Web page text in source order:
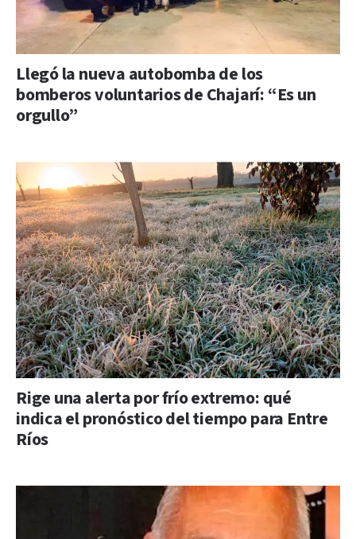
Llegó la nueva autobomba de los
bomberos voluntarios de Chajarí: “Es un
orgullo”
Rige una alerta por frío extremo: qué
indica el pronóstico del tiempo para Entre
Ríos